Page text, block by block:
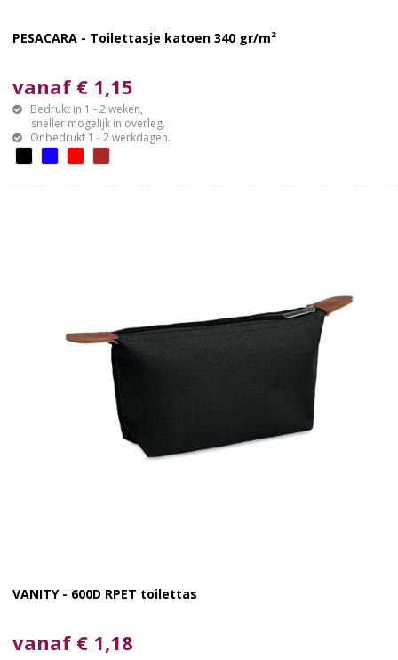
PESACARA - Toilettasje katoen 340 gr/m²
vanaf € 1,15
Bedrukt in 1 - 2 weken,
sneller mogelijk in overleg.
Onbedrukt 1 - 2 werkdagen.
VANITY - 600D RPET toilettas
vanaf € 1,18